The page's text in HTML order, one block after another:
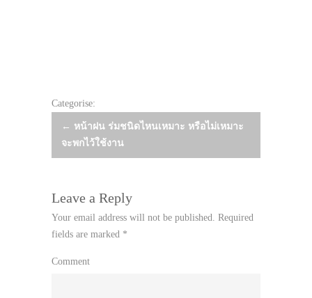
Categorise:
Post
navigation
← หน้าฝน ร่มชนิดไหนเหมาะ หรือไม่เหมาะ
จะพกไว้ใช้งาน
Leave a Reply
Your email address will not be published. Required
fields are marked *
Comment